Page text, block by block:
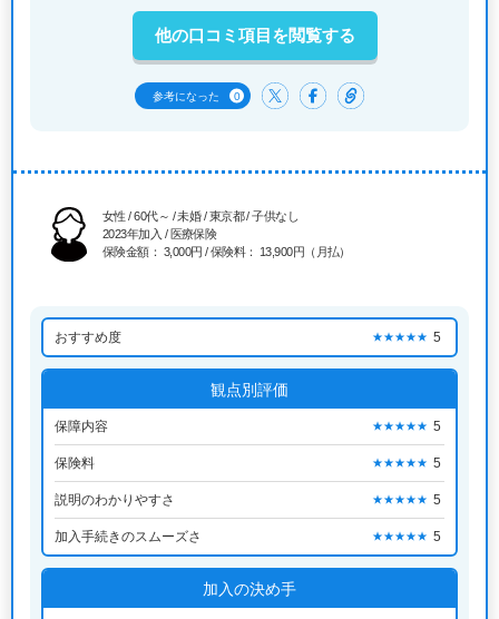
参考になった 0
他の口コミ項目を閲覧する
女性 / 60代～ / 未婚 / 東京都 / 子供なし
2023年加入 / 医療保険
保険金額： 3,000円 / 保険料： 13,900円（月払）
おすすめ度 ★★★★★ 5
観点別評価
保障内容 ★★★★★ 5
保険料 ★★★★★ 5
説明のわかりやすさ ★★★★★ 5
加入手続きのスムーズさ ★★★★★ 5
加入の決め手